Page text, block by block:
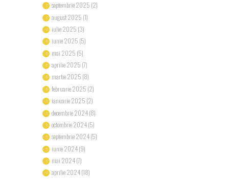
septembrie 2025 (2)
august 2025 (1)
iulie 2025 (3)
iunie 2025 (5)
mai 2025 (5)
aprilie 2025 (7)
martie 2025 (8)
februarie 2025 (2)
ianuarie 2025 (2)
decembrie 2024(8)
octombrie 2024(5)
septembrie 2024(5)
iunie 2024(9)
mai 2024(7)
aprilie 2024(18)